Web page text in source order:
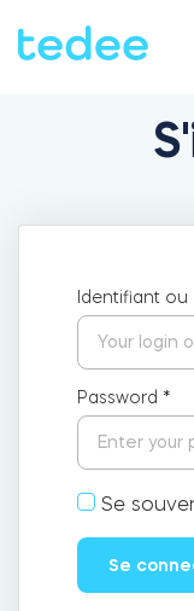
COMMENT
Location
Entreprise
Serrures
Tedee GO
Tedee GO2
BOUTIQUE
ASSISTANCE
Identifiant ou
Password *
Se
Se